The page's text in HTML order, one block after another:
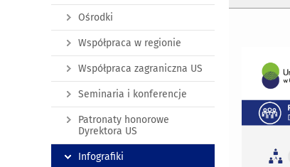
Ośrodki
Współpraca w regionie
Współpraca zagraniczna US
Seminaria i konferencje
Patronaty honorowe
Dyrektora US
Infografiki